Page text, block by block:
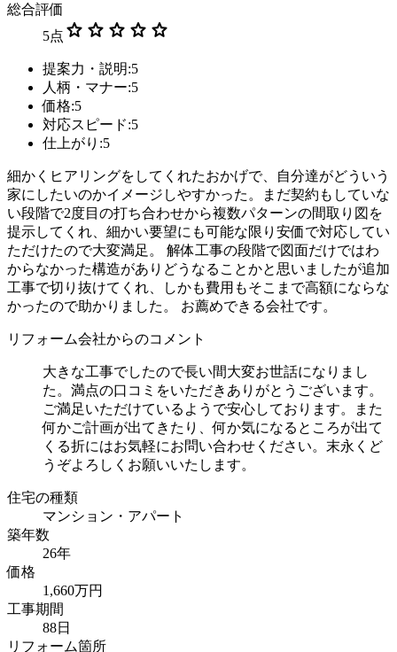
総合評価
5点 star star star star star
提案力・説明:5
人柄・マナー:5
価格:5
対応スピード:5
仕上がり:5
細かくヒアリングをしてくれたおかげで、自分達がどういう
家にしたいのかイメージしやすかった。まだ契約もしていな
い段階で2度目の打ち合わせから複数パターンの間取り図を
提示してくれ、細かい要望にも可能な限り安価で対応してい
ただけたので大変満足。 解体工事の段階で図面だけではわ
からなかった構造がありどうなることかと思いましたが追加
工事で切り抜けてくれ、しかも費用もそこまで高額にならな
かったので助かりました。 お薦めできる会社です。
リフォーム会社からのコメント
大きな工事でしたので長い間大変お世話になりまし
た。満点の口コミをいただきありがとうございます。
ご満足いただけているようで安心しております。また
何かご計画が出てきたり、何か気になるところが出て
くる折にはお気軽にお問い合わせください。末永くど
うぞよろしくお願いいたします。
住宅の種類
マンション・アパート
築年数
26年
価格
1,660万円
工事期間
88日
リフォーム箇所